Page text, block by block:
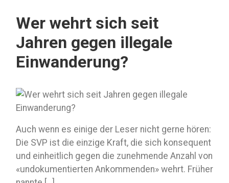
Wer wehrt sich seit
Jahren gegen illegale
Einwanderung?
Auch wenn es einige der Leser nicht gerne hören:
Die SVP ist die einzige Kraft, die sich konsequent
und einheitlich gegen die zunehmende Anzahl von
«undokumentierten Ankommenden» wehrt. Früher